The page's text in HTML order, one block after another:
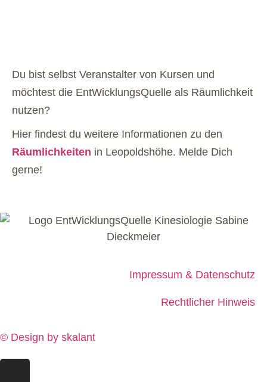
Du bist selbst Veranstalter von Kursen und
möchtest die EntWicklungsQuelle als Räumlichkeit
nutzen?
Hier findest du weitere Informationen zu den
Räumlichkeiten in Leopoldshöhe. Melde Dich
gerne!
Impressum & Datenschutz
Rechtlicher Hinweis
© Design by skalant